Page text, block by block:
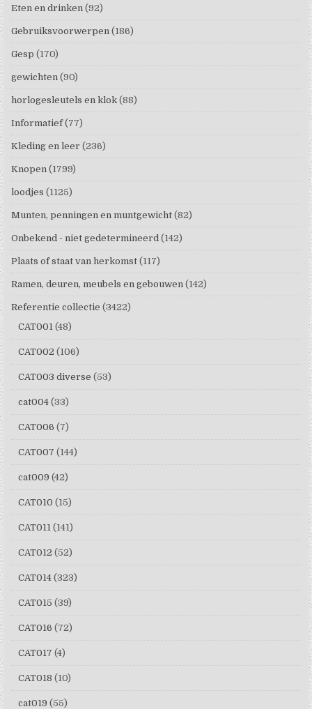
Eten en drinken (92)
Gebruiksvoorwerpen (186)
Gesp (170)
gewichten (90)
horlogesleutels en klok (88)
Informatief (77)
Kleding en leer (236)
Knopen (1799)
loodjes (1125)
Munten, penningen en muntgewicht (82)
Onbekend - niet gedetermineerd (142)
Plaats of staat van herkomst (117)
Ramen, deuren, meubels en gebouwen (142)
Referentie collectie (3422)
CAT001 (48)
CAT002 (106)
CAT003 diverse (53)
cat004 (33)
CAT006 (7)
CAT007 (144)
cat009 (42)
CAT010 (15)
CAT011 (141)
CAT012 (52)
CAT014 (323)
CAT015 (39)
CAT016 (72)
CAT017 (4)
CAT018 (10)
cat019 (55)